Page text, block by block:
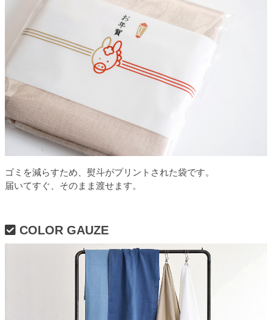
ゴミを減らすため、熨斗がプリントされた袋です。
届いてすぐ、そのまま渡せます。
COLOR GAUZE